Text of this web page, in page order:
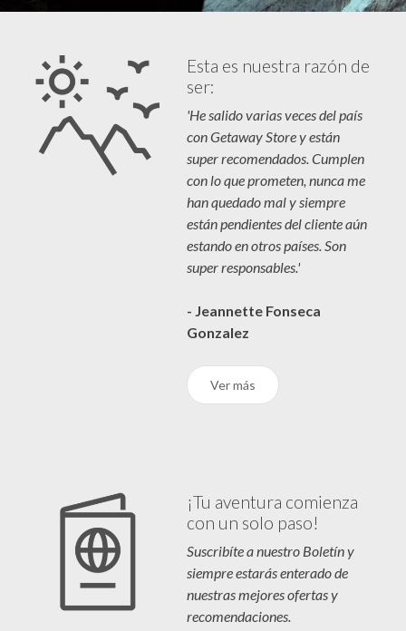
Esta es nuestra razón de
ser:
'He salido varias veces del país
con Getaway Store y están
super recomendados. Cumplen
con lo que prometen, nunca me
han quedado mal y siempre
están pendientes del cliente aún
estando en otros países. Son
super responsables.'
- Jeannette Fonseca
Gonzalez
Ver más
¡Tu aventura comienza
con un solo paso!
Suscribíte a nuestro Boletín y
siempre estarás enterado de
nuestras mejores ofertas y
recomendaciones.